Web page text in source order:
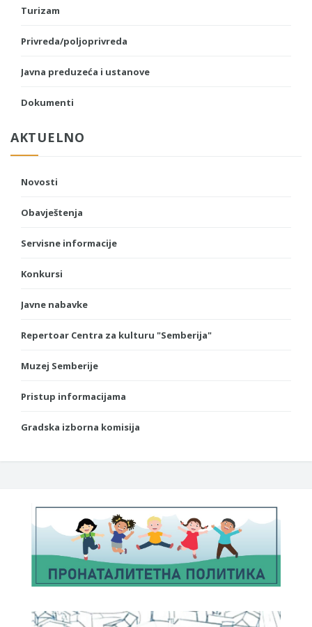
Turizam
Privreda/poljoprivreda
Javna preduzeća i ustanove
Dokumenti
AKTUELNO
Novosti
Obavještenja
Servisne informacije
Konkursi
Javne nabavke
Repertoar Centra za kulturu "Semberija"
Muzej Semberije
Pristup informacijama
Gradska izborna komisija